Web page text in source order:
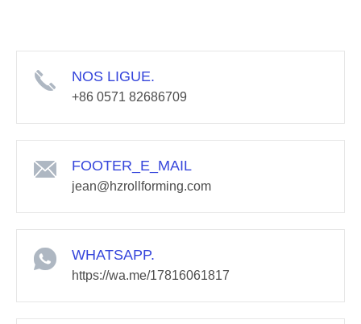
NOS LIGUE.
+86 0571 82686709
FOOTER_E_MAIL
jean@hzrollforming.com
WHATSAPP.
https://wa.me/17816061817